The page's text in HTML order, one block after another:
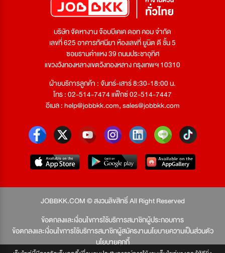
บริษัท จัดหางาน จ๊อบบีเคเค ดอท คอม จำกัด
เลขที่ 625 อาคารทัศนียา ห้องเลขที่ ยูนิต ดี ชั้น 5
ซอยรามคำแหง 39 ถนนประชาอุทิศ
แขวงวังทองหลางเขตวังทองหลาง กรุงเทพฯ 10310
ฝ่ายบริการลูกค้า : จันทร์-เสาร์ 8:30-18:00 น.
โทร : 02-514-7474 แฟ็กซ์ 02-514-7447
อีเมล :help@jobbkk.com,sales@jobbkk.com
JOBBKK.COM © สงวนลิขสิทธิ์ All Right Reserved
ข้อตกลงและเงื่อนไขการใช้บริการสมาชิกผู้ประกอบการ
ข้อตกลงและเงื่อนไขการใช้บริการสมาชิกผู้สมัครงานนโยบายความเป็นส่วนตัว
นโยบายคุกกี้